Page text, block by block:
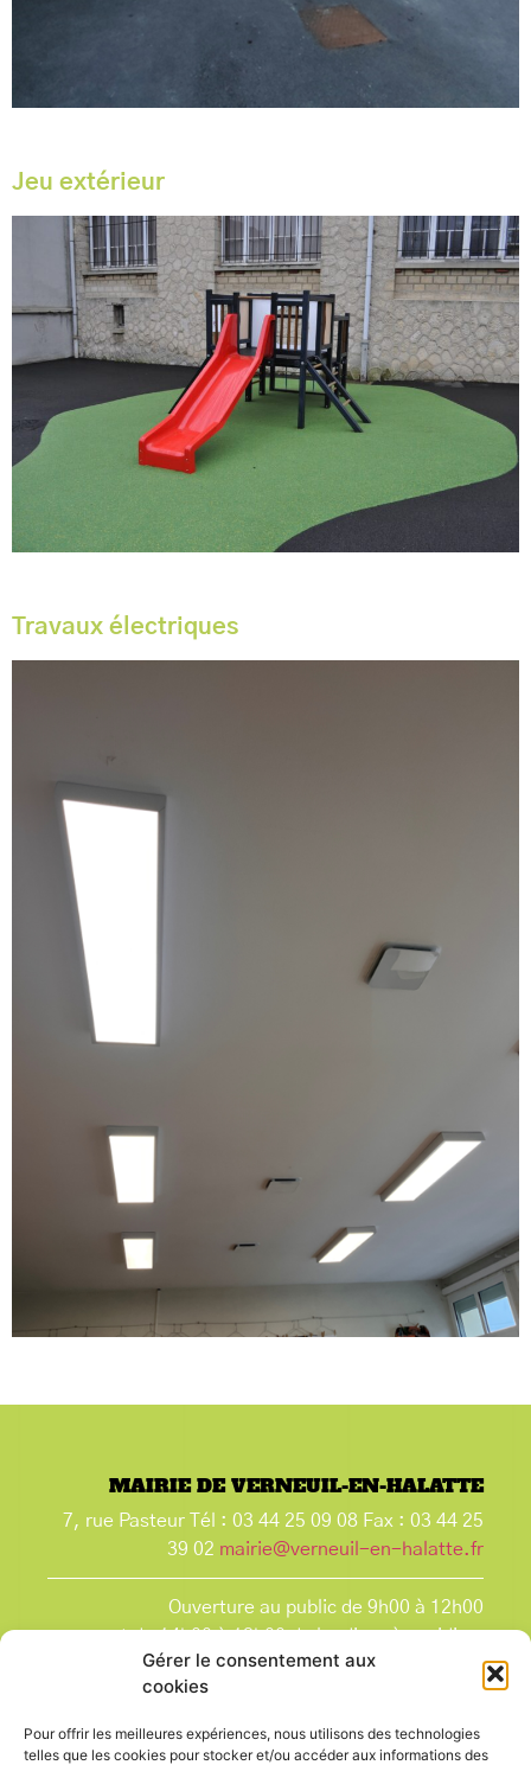
Gérer le consentement aux
cookies
Pour offrir les meilleures expériences, nous utilisons des technologies
telles que les cookies pour stocker et/ou accéder aux informations des
Jeu extérieur
Travaux électriques
MAIRIE DE VERNEUIL-EN-HALATTE
7, rue Pasteur Tél : 03 44 25 09 08 Fax : 03 44 25
39 02 mairie@verneuil-en-halatte.fr
Ouverture au public de 9h00 à 12h00
et de 14h00 à 18h00 du lundi après-midi au
vendredi,
et le samedi de 9h00 à 12h00.
que les jours fériés.